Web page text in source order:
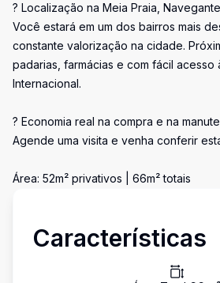
? Localização na Meia Praia,
Você estará em um dos bairros mais
constante valorização na cidade.
padarias, farmácias e com fácil
Internacional.
? Economia real na compra e na
Agende uma visita e venha conferir
Área: 52m² privativos | 66m² totais
Características